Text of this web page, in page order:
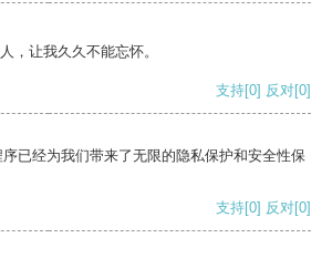
，让我久久不能忘怀。
支持[0] 反对[0]
已经为我们带来了无限的隐私保护和安全性保
支持[0] 反对[0]